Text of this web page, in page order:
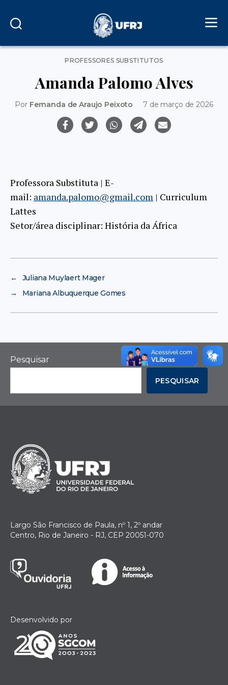
Categorias
PROFESSORES SUBSTITUTOS
Amanda Palomo Alves
Por Fernanda de Araujo Peixoto 7 de março de 2026
Professora Substituta | E-
mail: amanda.palomo@gmail.com | Curriculum
Lattes
Setor/área disciplinar: História da África
←
Juliana Muylaert Mager
→
Mariana Albuquerque Gomes
Pesquisar
PESQUISAR
Largo São Francisco de Paula, nº 1, 2º andar
Centro, Rio de Janeiro - RJ, CEP 20051-070
Desenvolvido por